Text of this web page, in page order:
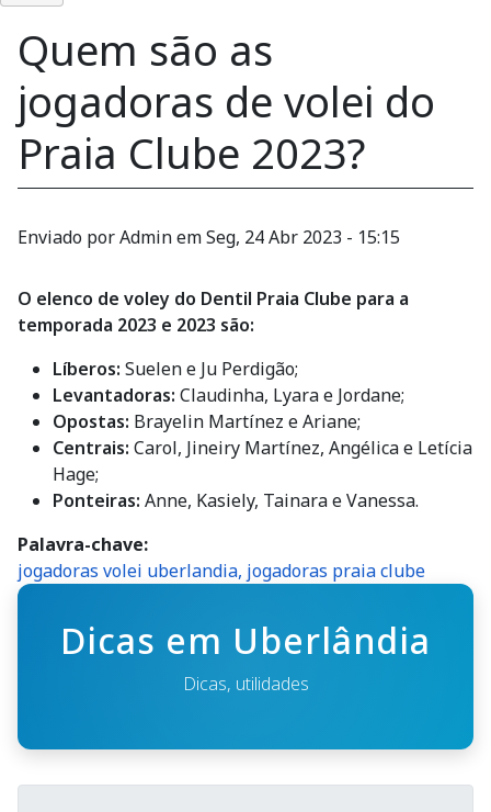
Quem são as
jogadoras de volei do
Praia Clube 2023?
Enviado porAdminemSeg, 24 Abr 2023 - 15:15
O elenco de voley do Dentil Praia Clube para a
temporada 2023 e 2023 são:
Líberos: Suelen e Ju Perdigão;
Levantadoras: Claudinha, Lyara e Jordane;
Opostas: Brayelin Martínez e Ariane;
Centrais: Carol, Jineiry Martínez, Angélica e Letícia
Hage;
Ponteiras: Anne, Kasiely, Tainara e Vanessa.
Palavra-chave
jogadoras volei uberlandia, jogadoras praia clube
Dicas em Uberlândia
Dicas, utilidades